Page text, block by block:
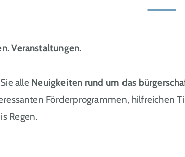
Veranstaltungen.
alle Neuigkeiten rund um das
Förderprogrammen, hilfreichen
Regen.